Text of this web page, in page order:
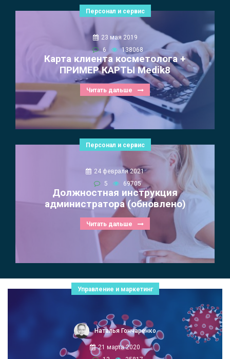
Персонал и сервис
23 мая 2019
6
138068
Карта клиента косметолога +
ПРИМЕР КАРТЫ Medik8
Читать дальше
Персонал и сервис
24 февраля 2021
5
69705
Должностная инструкция
администратора (обновлено)
Читать дальше
Управление и маркетинг
Наталья Гончаренко
21 марта 2020